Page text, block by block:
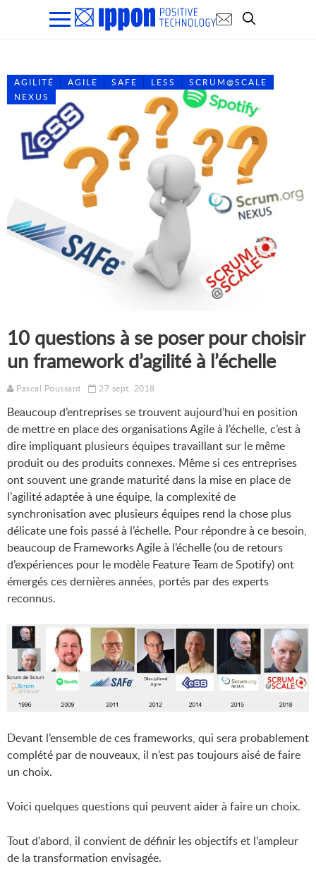
AGILITÉ AGILE SAFE LESS
SCRUM@SCALE
NEXUS
10 questions à se poser pour choisir
un framework d’agilité à l’échelle
Pascal Poussard 27 sept. 2018
Beaucoup d’entreprises se trouvent aujourd’hui en position
de mettre en place des organisations Agile à l’échelle, c’est à
dire impliquant plusieurs équipes travaillant sur le même
produit ou des produits connexes. Même si ces entreprises
ont souvent une grande maturité dans la mise en place de
l’agilité adaptée à une équipe, la complexité de
synchronisation avec plusieurs équipes rend la chose plus
délicate une fois passé à l’échelle. Pour répondre à ce besoin,
beaucoup de Frameworks Agile à l’échelle (ou de retours
d’expériences pour le modèle Feature Team de Spotify) ont
émergés ces dernières années, portés par des experts
reconnus.
Devant l’ensemble de ces frameworks, qui sera probablement
complété par de nouveaux, il n’est pas toujours aisé de faire
un choix.
Voici quelques questions qui peuvent aider à faire un choix.
Tout d’abord, il convient de définir les objectifs et l’ampleur
de la transformation envisagée.